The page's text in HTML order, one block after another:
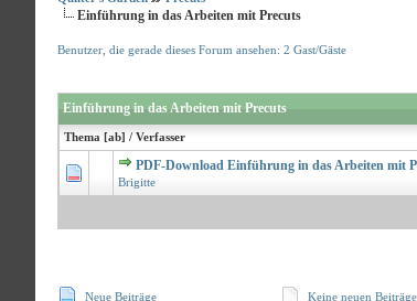
Einführung in das Arbeiten mit Precuts
Benutzer, die gerade dieses Forum ansehen: 2 Gast/Gäste
Einführung in das Arbeiten mit Precuts
Thema [ab] / Verfasser
PDF-Download Einführung in das Arbeiten mit
Brigitte
Neue Beiträge
Keine neuen Beiträge